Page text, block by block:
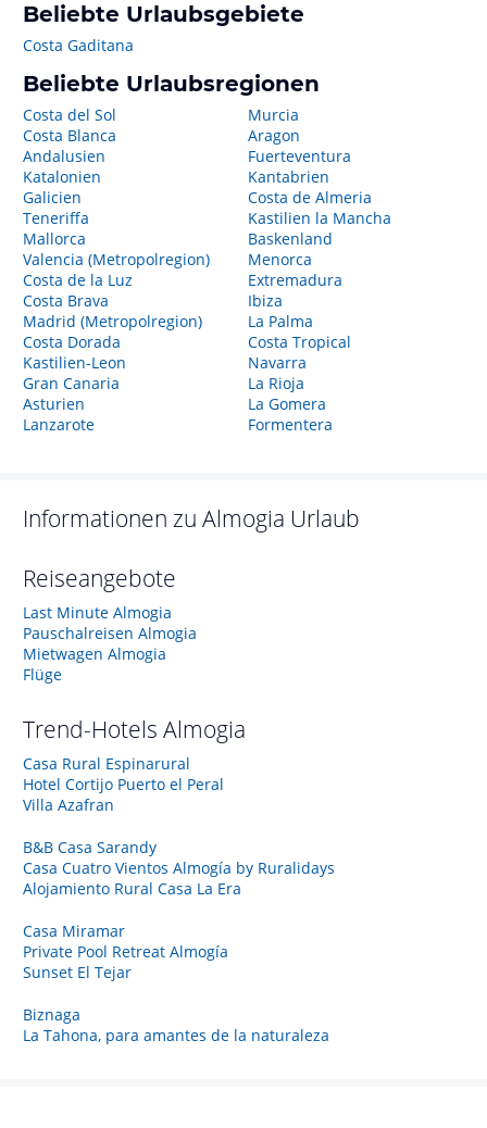
Beliebte Urlaubsgebiete
Costa Gaditana
Beliebte Urlaubsregionen
Costa del Sol
Costa Blanca
Andalusien
Katalonien
Galicien
Teneriffa
Mallorca
Valencia (Metropolregion)
Costa de la Luz
Costa Brava
Madrid (Metropolregion)
Costa Dorada
Kastilien-Leon
Gran Canaria
Asturien
Lanzarote
Murcia
Aragon
Fuerteventura
Kantabrien
Costa de Almeria
Kastilien la Mancha
Baskenland
Menorca
Extremadura
Ibiza
La Palma
Costa Tropical
Navarra
La Rioja
La Gomera
Formentera
Informationen zu Almogia Urlaub
Reiseangebote
Last Minute Almogia
Pauschalreisen Almogia
Mietwagen Almogia
Flüge
Trend-Hotels Almogia
Casa Rural Espinarural
Hotel Cortijo Puerto el Peral
Villa Azafran
B&B Casa Sarandy
Casa Cuatro Vientos Almogía by Ruralidays
Alojamiento Rural Casa La Era
Casa Miramar
Private Pool Retreat Almogía
Sunset El Tejar
Biznaga
La Tahona, para amantes de la naturaleza